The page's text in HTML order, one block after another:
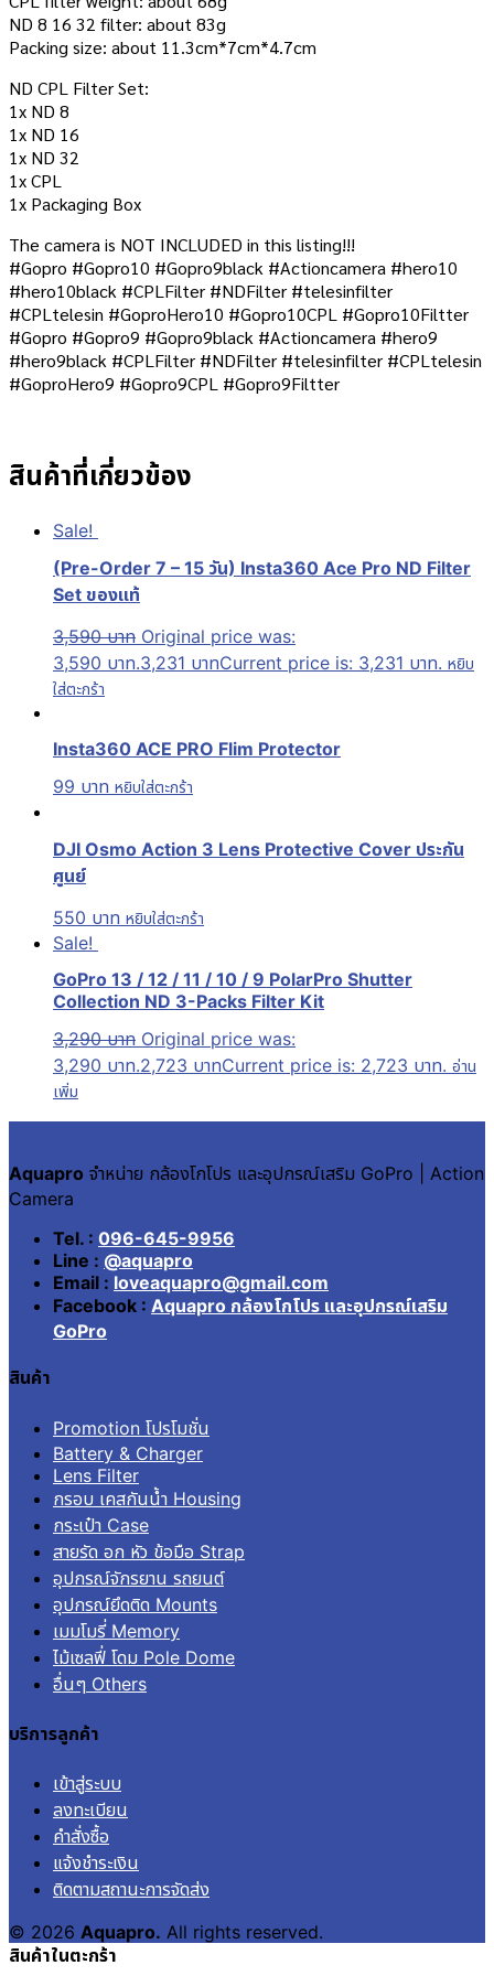
ND 8 16 32 filter: about 83g
Packing size: about 11.3cm*7cm*4.7cm
ND CPL Filter Set:
1x ND 8
1x ND 16
1x ND 32
1x CPL
1x Packaging Box
The camera is NOT INCLUDED in this listing!!!
#Gopro #Gopro10 #Gopro9black #Actioncamera #hero10
#hero10black #CPLFilter #NDFilter #telesinfilter
#CPLtelesin #GoproHero10 #Gopro10CPL #Gopro10Filtter
#Gopro #Gopro9 #Gopro9black #Actioncamera #hero9
#hero9black #CPLFilter #NDFilter #telesinfilter #CPLtelesin
#GoproHero9 #Gopro9CPL #Gopro9Filtter
สินค้าที่เกี่ยวข้อง
Sale!
(Pre-Order 7 – 15 วัน) Insta360 Ace Pro ND Filter
Set ของแท้
3,590บาท Original price was:
3,590 บาท.3,231 บาทCurrent price is: 3,231 บาท. หยิบ
ใส่ตะกร้า
Insta360 ACE PRO Flim Protector
99 บาท หยิบใส่ตะกร้า
DJI Osmo Action 3 Lens Protective Cover ประกัน
ศูนย์
550 บาท หยิบใส่ตะกร้า
Sale!
GoPro 13 / 12 / 11 / 10 / 9 PolarPro Shutter
Collection ND 3-Packs Filter Kit
3,290บาท Original price was:
3,290 บาท.2,723 บาทCurrent price is: 2,723 บาท. อ่าน
เพิ่ม
Aquapro จำหน่าย กล้องโกโปร และอุปกรณ์เสริม GoPro | Action
Camera
Tel. : 096-645-9956
Line : @aquapro
Email : loveaquapro@gmail.com
Facebook : Aquapro กล้องโกโปร และอุปกรณ์เสริม
GoPro
สินค้า
Promotion โปรโมชั่น
Battery & Charger
Lens Filter
กรอบ เคสกันน้ำ Housing
กระเป๋า Case
สายรัด อก หัว ข้อมือ Strap
อุปกรณ์จักรยาน รถยนต์
อุปกรณ์ยึดติด Mounts
เมมโมรี่ Memory
ไม้เซลฟี่ โดม Pole Dome
อื่นๆ Others
บริการลูกค้า
เข้าสู่ระบบ
ลงทะเบียน
คำสั่งซื้อ
แจ้งชำระเงิน
ติดตามสถานะการจัดส่ง
© 2026 Aquapro. All rights reserved.
สินค้าในตะกร้า